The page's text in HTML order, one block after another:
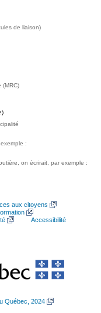
de liaison)
(MRC)
:
on écrirait, par exemple :
aux citoyens
Accessibilité
Québec, 2024